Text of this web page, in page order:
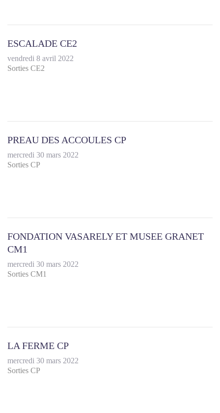
ESCALADE CE2
vendredi 8 avril 2022
Sorties CE2
PREAU DES ACCOULES CP
mercredi 30 mars 2022
Sorties CP
FONDATION VASARELY ET MUSEE GRANET
CM1
mercredi 30 mars 2022
Sorties CM1
LA FERME CP
mercredi 30 mars 2022
Sorties CP